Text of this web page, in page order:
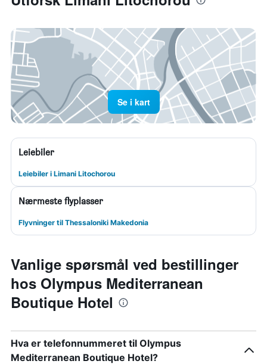
Se i kart
Leiebiler
Leiebiler i Limani Litochorou
Nærmeste flyplasser
Flyvninger til Thessaloniki Makedonia
Vanlige spørsmål ved bestillinger
hos Olympus Mediterranean
Boutique Hotel
Hva er telefonnummeret til Olympus
Mediterranean Boutique Hotel?